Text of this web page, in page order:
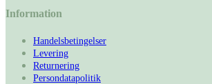
Information
Handelsbetingelser
Levering
Returnering
Persondatapolitik